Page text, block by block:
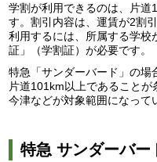
学割が利用できるのは、片
す。割引内容は、運賃が2割
利用するには、所属する学校
証」（学割証）が必要です。
特急「サンダーバード」の場
片道101km以上であること
今津などが対象範囲になって
特急 サンダーバー